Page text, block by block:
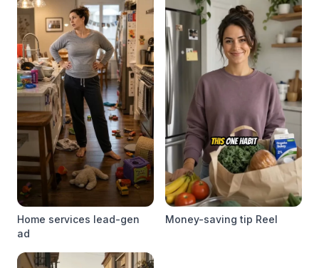
Home services lead-gen
ad
Money-saving tip Reel